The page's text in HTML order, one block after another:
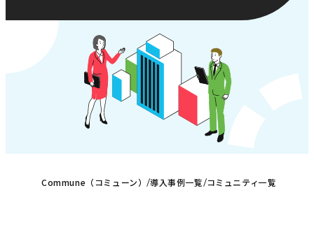
セミナー
お役立ち情報
Commune（コミューン） 導入事例一覧 コミュニティ一覧